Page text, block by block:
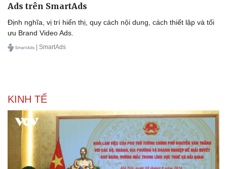
Ads trên SmartAds
Định nghĩa, vị trí hiển thị, quy cách nội dung, cách thiết lập và tối
ưu Brand Video Ads.
| SmartAds
KINH TẾ